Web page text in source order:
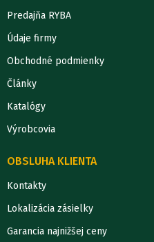
Predajňa RYBA
Údaje firmy
Obchodné podmienky
Články
Katalógy
Výrobcovia
OBSLUHA KLIENTA
Kontakty
Lokalizácia zásielky
Garancia najnižšej ceny